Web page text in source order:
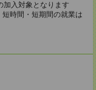
入対象となります
時間・短期間の就業は